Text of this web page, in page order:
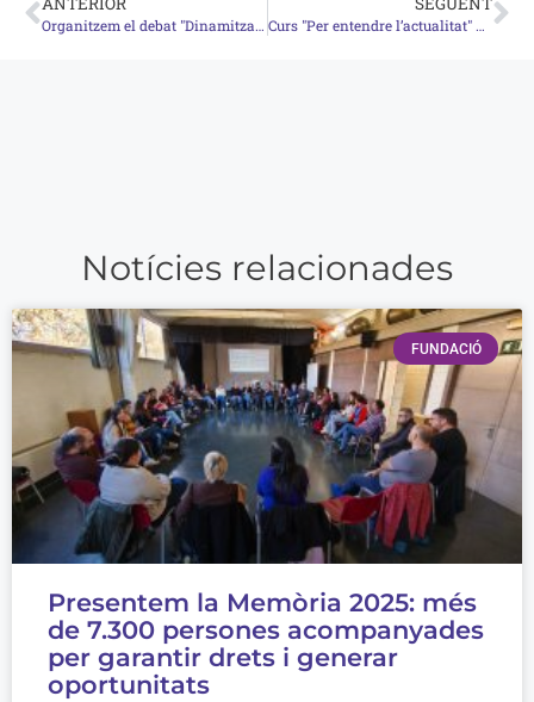
Organitzem el debat "Dinamitzar les famílies per millorar els èxits educatius" Curs "Per entendre l’actualitat" a càrrec del Seminari d'economia crítica Taifa a Girona
Notícies relacionades
FUNDACIÓ
Presentem la Memòria 2025: més
de 7.300 persones acompanyades
per garantir drets i generar
oportunitats